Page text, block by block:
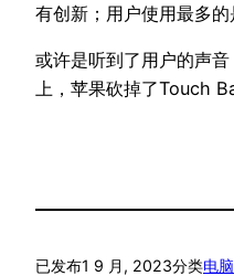
有创新；用户使用最多的
或许是听到了用户的声
上，苹果砍掉了Touch
已发布1 9 月, 2023分类电脑